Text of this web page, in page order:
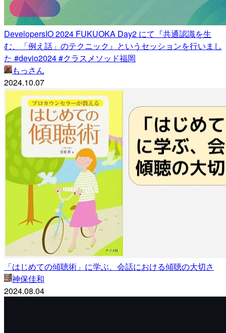
DevelopersIO 2024 FUKUOKA Day2 にて『共通認識を生
む、「例え話」のテクニック』というセッションを行いまし
た #devio2024 #クラスメソッド福岡
もっさん
2024.10.07
「はじめての傾聴術」に学ぶ、会話における傾聴の大切さ
神保佳和
2024.08.04